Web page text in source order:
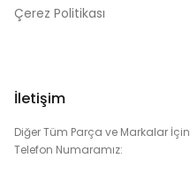
Çerez Politikası
İletişim
Diğer Tüm Parça ve Markalar İçin
Telefon Numaramız: